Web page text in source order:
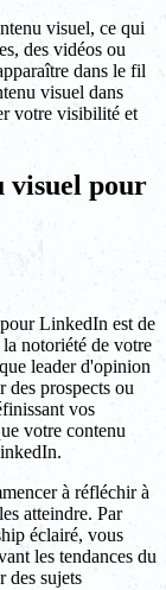
visuel, ce qui
des vidéos ou
dans le fil
visuel dans
votre visibilité et
visuel pour
LinkedIn est de
notoriété de votre
leader d'opinion
des prospects ou
vos
votre contenu
à réfléchir à
atteindre. Par
éclairé, vous
les tendances du
des sujets